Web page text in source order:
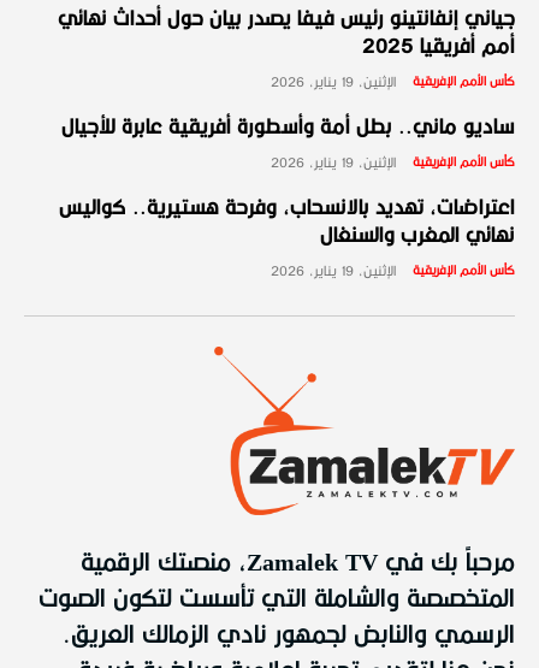
جياني إنفانتينو رئيس فيفا يصدر بيان حول أحداث نهائي
أمم أفريقيا 2025
كأس الأمم الإفريقية الإثنين، 19 يناير، 2026
ساديو ماني.. بطل أمة وأسطورة أفريقية عابرة للأجيال
كأس الأمم الإفريقية الإثنين، 19 يناير، 2026
اعتراضات، تهديد بالانسحاب، وفرحة هستيرية.. كواليس
نهائي المغرب والسنغال
كأس الأمم الإفريقية الإثنين، 19 يناير، 2026
مرحباً بك في Zamalek TV، منصتك الرقمية
المتخصصة والشاملة التي تأسست لتكون الصوت
الرسمي والنابض لجمهور نادي الزمالك العريق.